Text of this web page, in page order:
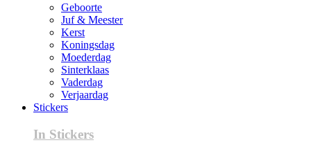
Geboorte
Juf & Meester
Kerst
Koningsdag
Moederdag
Sinterklaas
Vaderdag
Verjaardag
Stickers
In Stickers